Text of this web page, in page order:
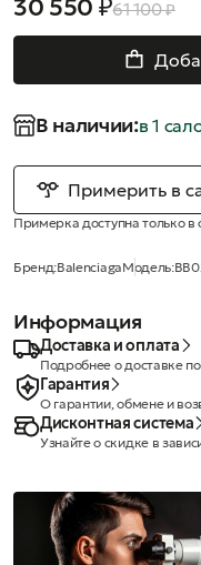
30 550 ₽61 100 ₽
В наличии:в 1
Примерить в
Примерка доступна только в
Бренд:BalenciagaМодель:
Информация
Доставка и оплата
Подробнее о доставке
Гарантия
О гарантии, обмене и
Дисконтная система
Узнайте о скидке в